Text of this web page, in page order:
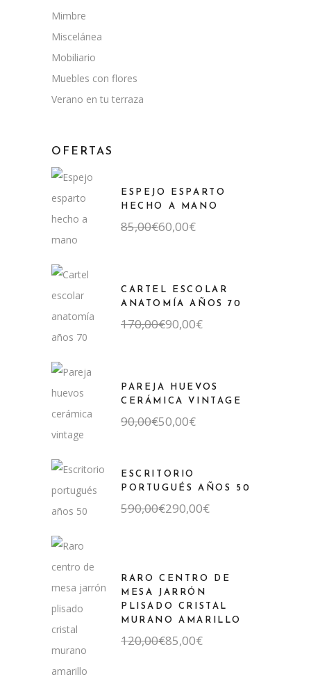
Mimbre
Miscelánea
Mobiliario
Muebles con flores
Verano en tu terraza
OFERTAS
ESPEJO ESPARTO
HECHO A MANO
85,00€
El
precio
60,00€
El
precio
CARTEL ESCOLAR
ANATOMÍA AÑOS 70
170,00€
El
precio
90,00€
El
precio
PAREJA HUEVOS
CERÁMICA VINTAGE
90,00€
El
precio
90,00€.
50,00€
El
precio
50,00€.
ESCRITORIO
PORTUGUÉS AÑOS 50
590,00€
El
precio
290,00€
El
precio
RARO CENTRO DE
MESA JARRÓN
PLISADO CRISTAL
MURANO AMARILLO
120,00€
El
precio
85,00€
El
precio